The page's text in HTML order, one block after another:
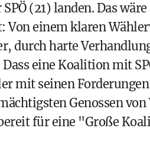
SPÖ(21) landen. Das
Von einem klaren
durch harte
eine Koalition mit
mit seinen
Genossen
für eine "Große